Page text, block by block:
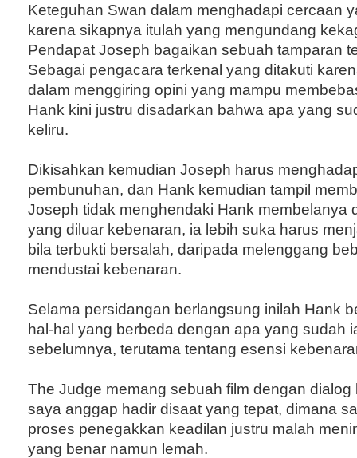
Keteguhan Swan dalam menghadapi cercaan
karena sikapnya itulah yang mengundang
Pendapat Joseph bagaikan sebuah tamparan
Sebagai pengacara terkenal yang ditakuti
dalam menggiring opini yang mampu
Hank kini justru disadarkan bahwa apa yang
keliru.
Dikisahkan kemudian Joseph harus
pembunuhan, dan Hank kemudian tampil
Joseph tidak menghendaki Hank membelanya
yang diluar kebenaran, ia lebih suka harus
bila terbukti bersalah, daripada melenggang
mendustai kebenaran.
Selama persidangan berlangsung inilah Hank
hal-hal yang berbeda dengan apa yang sudah
sebelumnya, terutama tentang esensi
The Judge memang sebuah film dengan dialog
saya anggap hadir disaat yang tepat, dimana
proses penegakkan keadilan justru malah
yang benar namun lemah.